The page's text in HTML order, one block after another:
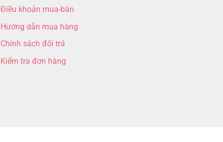
Điều khoản mua-bán
Hướng dẫn mua hàng
Chính sách đổi trả
Kiểm tra đơn hàng